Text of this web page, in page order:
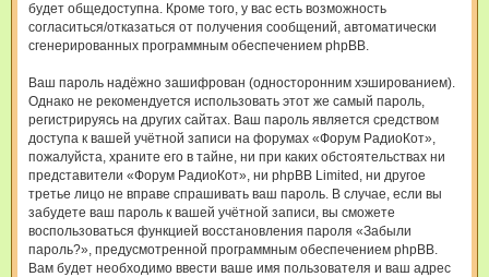
будет общедоступна. Кроме того, у вас есть возможность
согласиться/отказаться от получения сообщений, автоматически
сгенерированных программным обеспечением phpBB.
Ваш пароль надёжно зашифрован (односторонним хэшированием).
Однако не рекомендуется использовать этот же самый пароль,
регистрируясь на других сайтах. Ваш пароль является средством
доступа к вашей учётной записи на форумах «Форум РадиоКот»,
пожалуйста, храните его в тайне, ни при каких обстоятельствах ни
представители «Форум РадиоКот», ни phpBB Limited, ни другое
третье лицо не вправе спрашивать ваш пароль. В случае, если вы
забудете ваш пароль к вашей учётной записи, вы сможете
воспользоваться функцией восстановления пароля «Забыли
пароль?», предусмотренной программным обеспечением phpBB.
Вам будет необходимо ввести ваше имя пользователя и ваш адрес